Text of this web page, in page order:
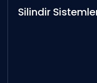
Silindir